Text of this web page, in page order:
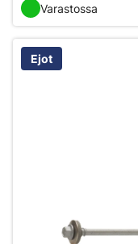
Varastossa
Ejot